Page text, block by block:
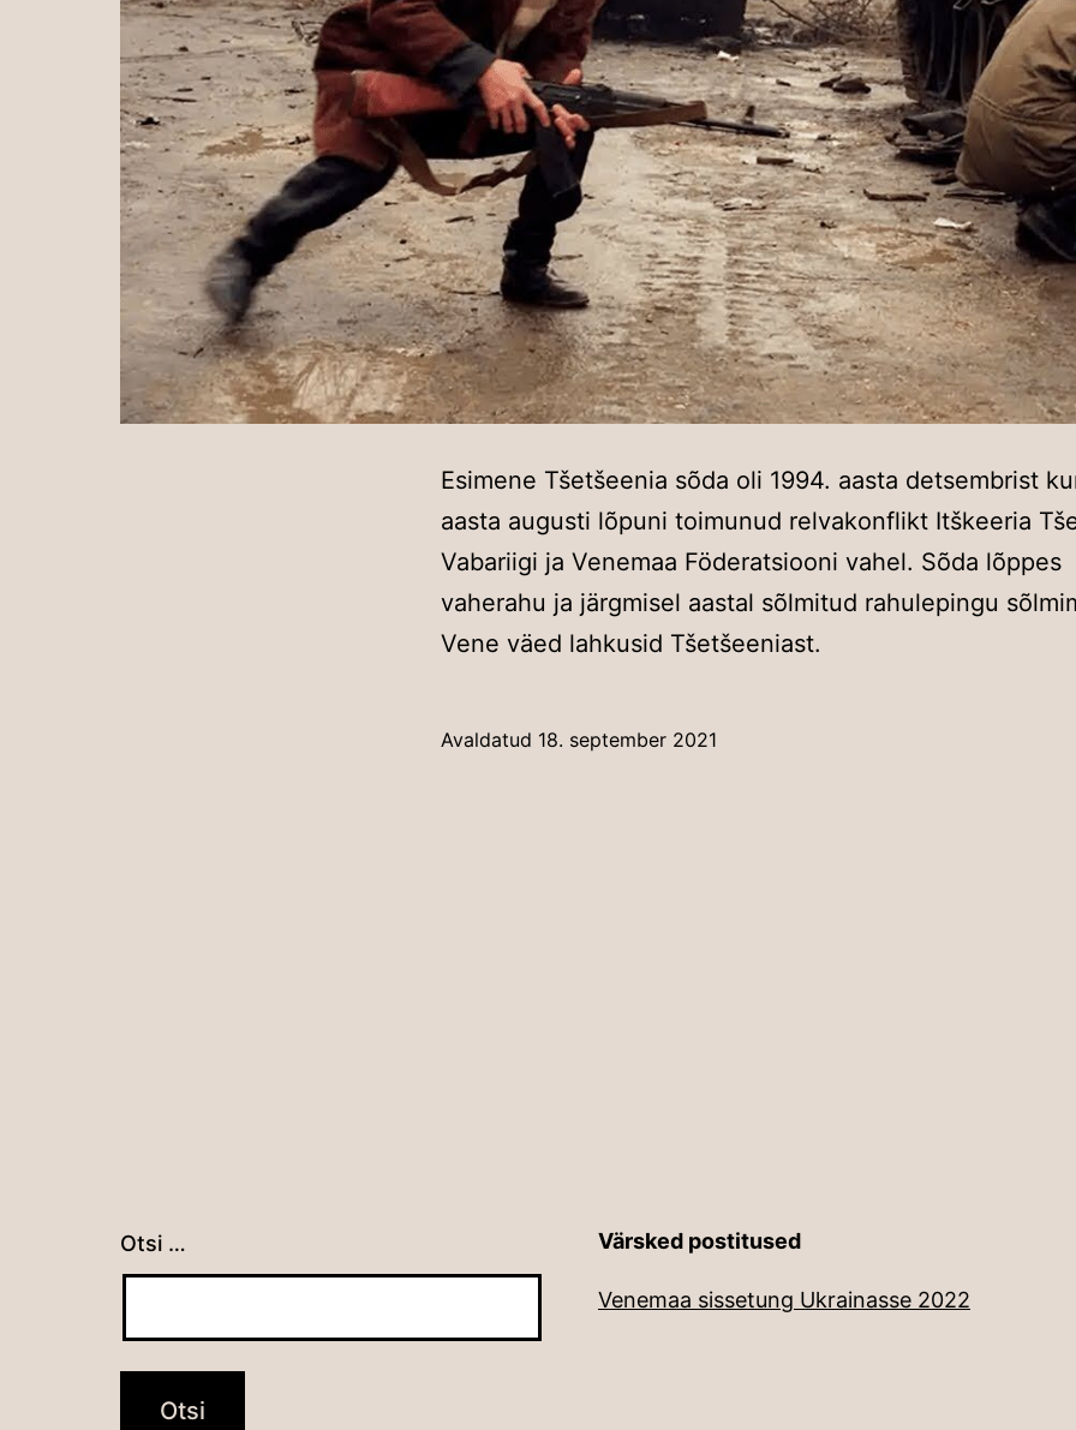
Esimene Tšetšeenia sõda oli 1994. aasta detsembrist
aasta augusti lõpuni toimunud relvakonflikt Itškeeria
Vabariigi ja Venemaa Föderatsiooni vahel. Sõda lõppes
vaherahu ja järgmisel aastal sõlmitud rahulepingu
Vene väed lahkusid Tšetšeeniast.
Avaldatud 18. september 2021
Otsi … Värsked postitused
Venemaa sissetung Ukrainasse 2022